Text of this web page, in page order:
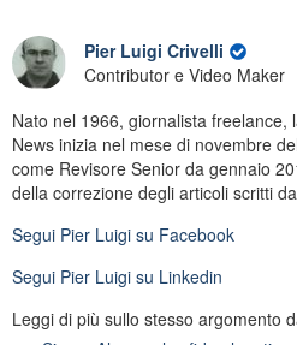
Pier Luigi Crivelli
Contributor e Video Maker
Nato nel 1966, giornalista freelance,
News inizia nel mese di novembre
come Revisore Senior da gennaio
della correzione degli articoli scritti
Segui Pier Luigi su Facebook
Segui Pier Luigi su Linkedin
Leggi di più sullo stesso argomento